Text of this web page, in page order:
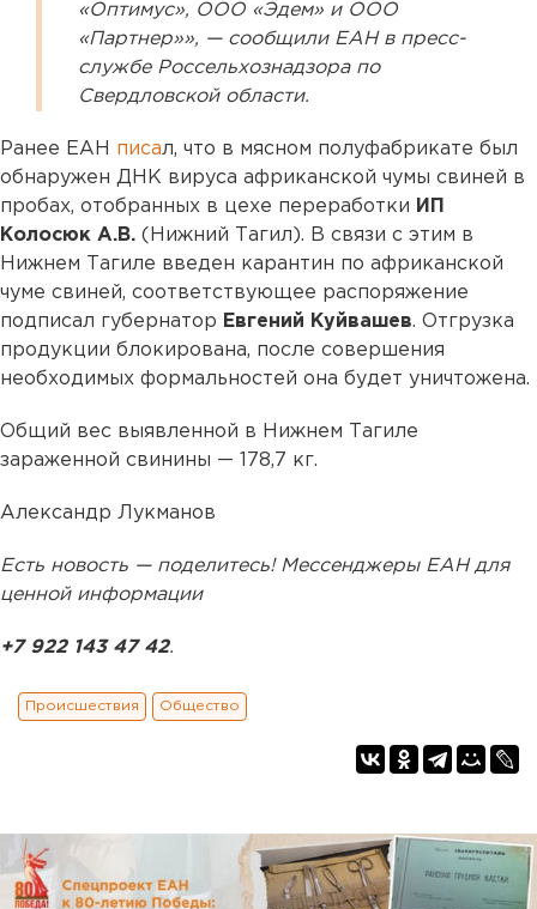
«Оптимус», ООО «Эдем» и ООО
«Партнер»», — сообщили ЕАН в пресс-
службе Россельхознадзора по
Свердловской области.
Ранее ЕАН писал, что в мясном полуфабрикате был
обнаружен ДНК вируса африканской чумы свиней в
пробах, отобранных в цехе переработки ИП
Колосюк А.В. (Нижний Тагил). В связи с этим в
Нижнем Тагиле введен карантин по африканской
чуме свиней, соответствующее распоряжение
подписал губернатор Евгений Куйвашев. Отгрузка
продукции блокирована, после совершения
необходимых формальностей она будет уничтожена.
Общий вес выявленной в Нижнем Тагиле
зараженной свинины — 178,7 кг.
Александр Лукманов
Есть новость — поделитесь! Мессенджеры ЕАН для
ценной информации
+7 922 143 47 42.
Происшествия Общество